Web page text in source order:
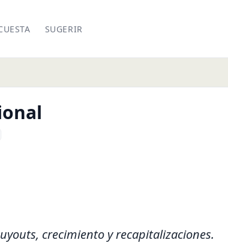
SUGERIR
crecimiento y recapitalizaciones.